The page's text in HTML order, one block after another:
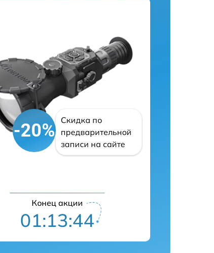
-20%
Скидка по
предварительной
записи на сайте
Конец акции
01:13:43